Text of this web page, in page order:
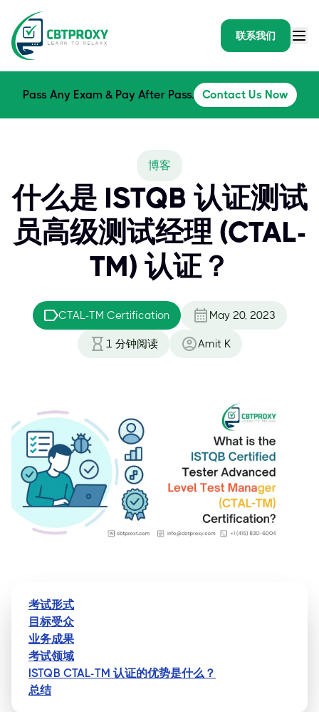
联系我们
Pass Any Exam & Pay After Pass. Contact Us Now
博客
什么是 ISTQB 认证测试
员高级测试经理 (CTAL-
TM) 认证？
CTAL-TM Certification May 20, 2023
1 分钟阅读 Amit K
考试形式
目标受众
业务成果
考试领域
ISTQB CTAL-TM 认证的优势是什么？
总结